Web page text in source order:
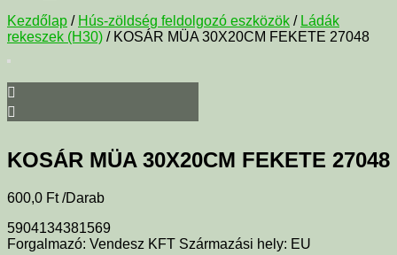
Kezdőlap / Hús-zöldség feldolgozó eszközök / Ládák
rekeszek (H30) / KOSÁR MÜA 30X20CM FEKETE 27048
KOSÁR MÜA 30X20CM FEKETE 27048
600,0 Ft /Darab
5904134381569
Forgalmazó: Vendesz KFT Származási hely: EU